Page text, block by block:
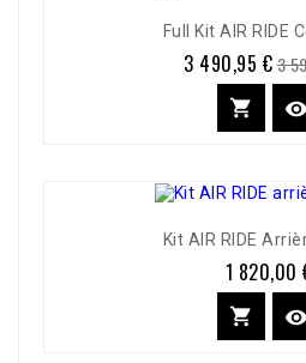
Full Kit AIR RIDE
Prix
3 490,95 € Prix
de
base
3
 
Kit AIR RIDE
Prix
1 820,00
 